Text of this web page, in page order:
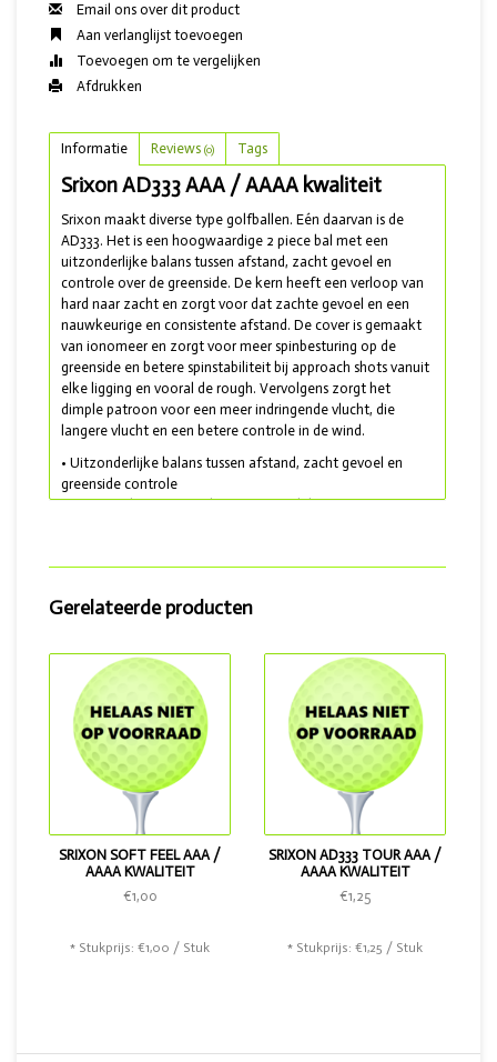
Email ons over dit product
Aan verlanglijst toevoegen
Toevoegen om te vergelijken
Afdrukken
Informatie Reviews (0) Tags
Srixon AD333 AAA / AAAA kwaliteit
Srixon maakt diverse type golfballen. Eén daarvan is de
AD333. Het is een hoogwaardige 2 piece bal met een
uitzonderlijke balans tussen afstand, zacht gevoel en
controle over de greenside. De kern heeft een verloop van
hard naar zacht en zorgt voor dat zachte gevoel en een
nauwkeurige en consistente afstand. De cover is gemaakt
van ionomeer en zorgt voor meer spinbesturing op de
greenside en betere spinstabiliteit bij approach shots vanuit
elke ligging en vooral de rough. Vervolgens zorgt het
dimple patroon voor een meer indringende vlucht, die
langere vlucht en een betere controle in de wind.
• Uitzonderlijke balans tussen afstand, zacht gevoel en
greenside controle
• Meer spinbesturing en betere spinstabiliteit
• Geleverd in eenmix met AAA en AAAA kwaliteit
De AD333 wordt gezien als een zeer goede bal en is
toonaangevend op de golfballenmarkt als het gaat om een
uitgebreider dan is de AD333 Tour iets voor jou. Voor de
liefhebber van een zachtere bal is er de Srixon Soft Feel.
Gerelateerde producten
SRIXON SOFT FEEL AAA /
AAAA KWALITEIT
€1,00
* Stukprijs: €1,00 / Stuk
SRIXON AD333 TOUR AAA /
AAAA KWALITEIT
€1,25
* Stukprijs: €1,25 / Stuk